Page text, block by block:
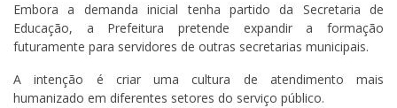
Embora a demanda inicial tenha partido da Secretaria de
Educação, a Prefeitura pretende expandir a formação
futuramente para servidores de outras secretarias municipais.
A intenção é criar uma cultura de atendimento mais
humanizado em diferentes setores do serviço público.